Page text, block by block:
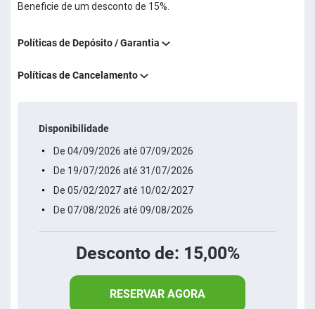
Beneficie de um desconto de 15%.
Políticas de Depósito / Garantia
Políticas de Cancelamento
Disponibilidade
De 04/09/2026 até 07/09/2026
De 19/07/2026 até 31/07/2026
De 05/02/2027 até 10/02/2027
De 07/08/2026 até 09/08/2026
Desconto de: 15,00%
RESERVAR AGORA